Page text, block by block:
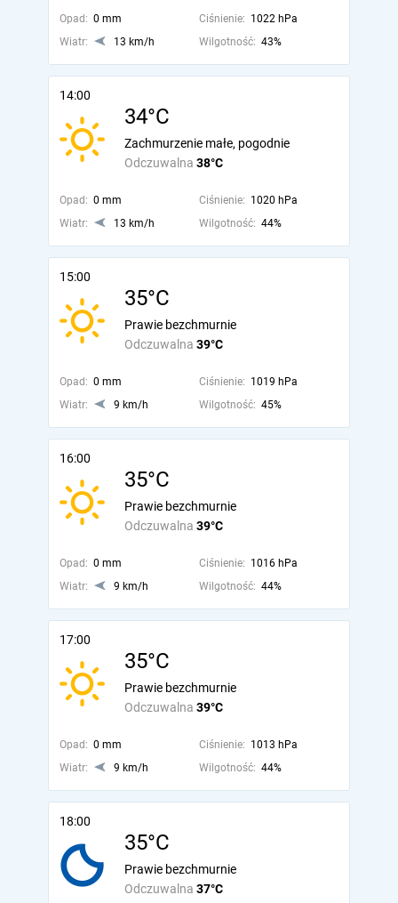
Opad: 0 mm Ciśnienie: 1022 hPa
Wiatr:
13 km/h Wilgotność: 43%
14:00
34°C
Odczuwalna 38°C
Zachmurzenie małe, pogodnie
Opad: 0 mm Ciśnienie: 1020 hPa
Wiatr:
13 km/h Wilgotność: 44%
15:00
35°C
Odczuwalna 39°C
Prawie bezchmurnie
Opad: 0 mm Ciśnienie: 1019 hPa
Wiatr:
9 km/h Wilgotność: 45%
16:00
35°C
Odczuwalna 39°C
Prawie bezchmurnie
Opad: 0 mm Ciśnienie: 1016 hPa
Wiatr:
9 km/h Wilgotność: 44%
17:00
35°C
Odczuwalna 39°C
Prawie bezchmurnie
Opad: 0 mm Ciśnienie: 1013 hPa
Wiatr:
9 km/h Wilgotność: 44%
18:00
35°C
Odczuwalna 37°C
Prawie bezchmurnie